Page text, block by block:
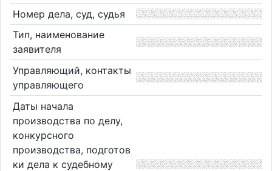
Номер дела, суд, судья
Тип, наименование
заявителя
Управляющий, контакты
управляющего
Даты начала
производства по делу,
конкурсного
производства, подготов
ки дела к судебному